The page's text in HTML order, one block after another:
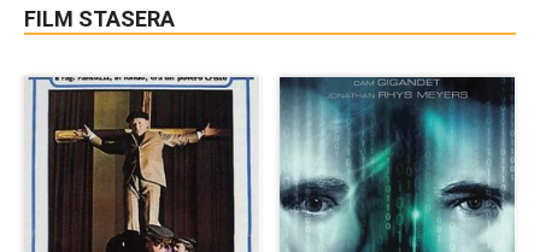
FILM STASERA